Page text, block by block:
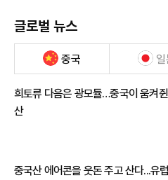
글로벌 뉴스
중국
희토류 다음은 광모듈…중국이 움켜
산
중국산 에어콘을 웃돈 주고 산다...유